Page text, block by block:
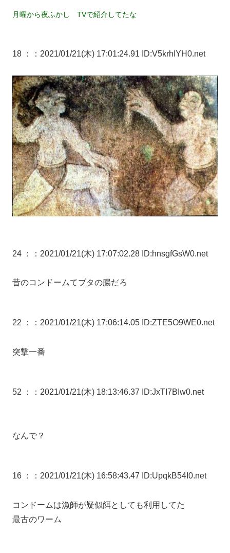
月曜から夜ふかし TVで紹介してたな
18 ： ：2021/01/21(木) 17:01:24.91 ID:V5krhIYH0.net
24 ： ：2021/01/21(木) 17:07:02.28 ID:hnsgfGsW0.net
昔のコンドームてブタの腸だろ
22 ： ：2021/01/21(木) 17:06:14.05 ID:ZTE5O9WE0.net
突撃一番
52 ： ：2021/01/21(木) 18:13:46.37 ID:JxTI7BIw0.net
なんで？
16 ： ：2021/01/21(木) 16:58:43.47 ID:UpqkB54I0.net
コンドームは漁師が疑似餌としても利用してた
最古のワーム